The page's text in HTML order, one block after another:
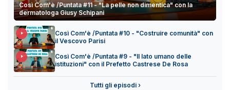
Così Com'è /Puntata #11 - "La pelle non dimentica" con la
dermatologa Giusy Schipani
Così Com'è /Puntata #10 - "Costruire comunità" con
il Vescovo Parisi
Così Com'è /Puntata #9 - "Il lato umano delle
istituzioni" con il Prefetto Castrese De Rosa
Tutti gli episodi ›